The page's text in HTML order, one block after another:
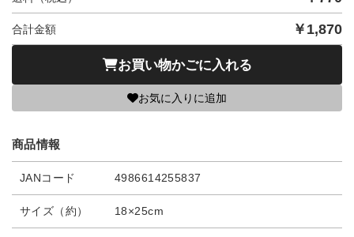
合計金額 ￥ 1,870
お買い物かごに入れる
お気に入りに追加
商品情報
JANコード 4986614255837
サイズ（約） 18×25cm